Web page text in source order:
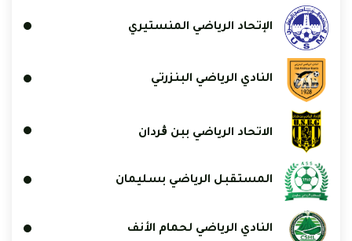
الإتحاد الرياضي المنستيري
النادي الرياضي البنزرتي
الاتحاد الرياضي ببن ڨردان
المستقبل الرياضي بسليمان
النادي الرياضي لحمام الأنف